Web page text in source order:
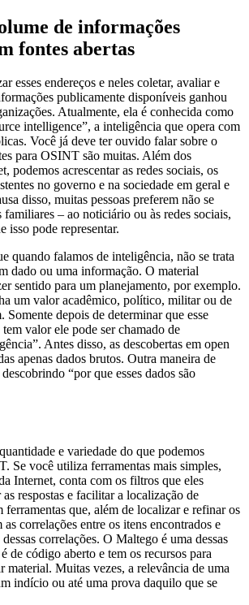
de informações
fontes abertas
esses endereços e neles coletar, avaliar e
publicamente disponíveis ganhou
Atualmente, ela é conhecida como
intelligence”, a inteligência que opera com
Você já deve ter ouvido falar sobre o
para OSINT são muitas. Além dos
podemos acrescentar as redes sociais, os
no governo e na sociedade em geral e
disso, muitas pessoas preferem não se
familiares – ao noticiário ou às redes sociais,
isso pode representar.
quando falamos de inteligência, não se trata
dado ou uma informação. O material
sentido para um planejamento, por exemplo.
um valor acadêmico, político, militar ou de
Somente depois de determinar que esse
valor ele pode ser chamado de
Antes disso, as descobertas em open
apenas dados brutos. Outra maneira de
“por que esses dados são
e variedade do que podemos
Se você utiliza ferramentas mais simples,
Internet, conta com os filtros que eles
respostas e facilitar a localização de
ferramentas que, além de localizar e refinar os
correlações entre os itens encontrados e
correlações. O Maltego é uma dessas
de código aberto e tem os recursos para
material. Muitas vezes, a relevância de uma
indício ou até uma prova daquilo que se